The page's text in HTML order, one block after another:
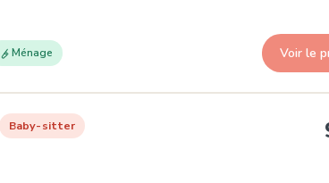
Ménage Voir le
les-Pins
Baby-sitter